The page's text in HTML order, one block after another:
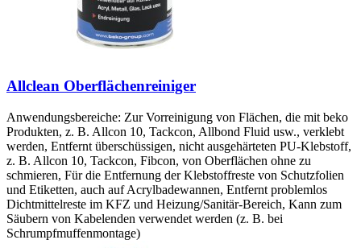
Allclean Oberflächenreiniger
Anwendungsbereiche: Zur Vorreinigung von Flächen, die mit beko
Produkten, z. B. Allcon 10, Tackcon, Allbond Fluid usw., verklebt
werden, Entfernt überschüssigen, nicht ausgehärteten PU-Klebstoff,
z. B. Allcon 10, Tackcon, Fibcon, von Oberflächen ohne zu
schmieren, Für die Entfernung der Klebstoffreste von Schutzfolien
und Etiketten, auch auf Acrylbadewannen, Entfernt problemlos
Dichtmittelreste im KFZ und Heizung/Sanitär-Bereich, Kann zum
Säubern von Kabelenden verwendet werden (z. B. bei
Schrumpfmuffenmontage)